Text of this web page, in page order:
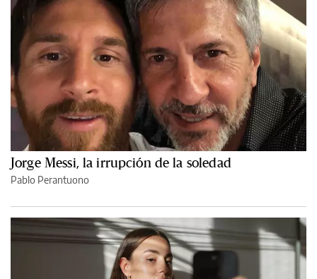
Jorge Messi, la irrupción de la soledad
Pablo Perantuono